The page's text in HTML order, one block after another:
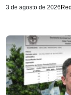
3 de agosto de 2026